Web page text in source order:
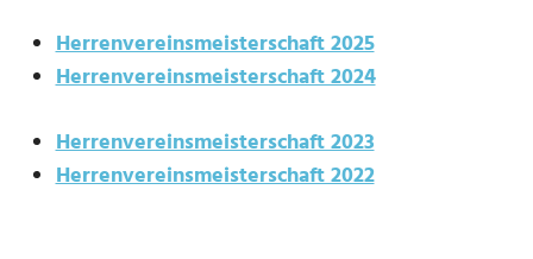
Herrenvereinsmeisterschaft 2025
Herrenvereinsmeisterschaft 2024
Herrenvereinsmeisterschaft 2023
Herrenvereinsmeisterschaft 2022